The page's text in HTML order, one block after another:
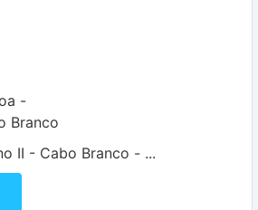
-
Branco
II - Cabo Branco - ...